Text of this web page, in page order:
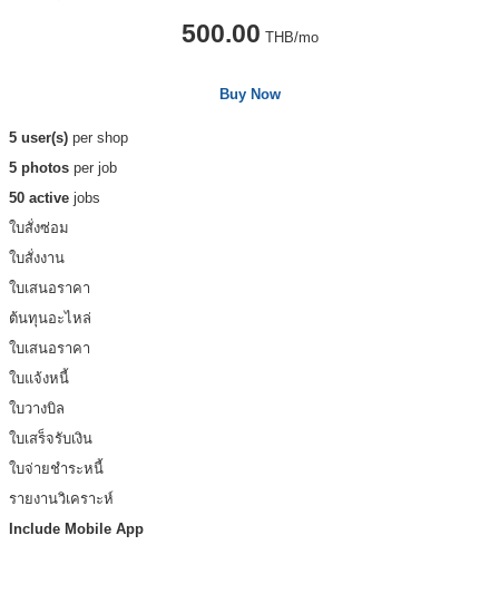
500.00 THB/mo
Buy Now
5 user(s) per shop
5 photos per job
50 active jobs
ใบสั่งซ่อม
ใบสั่งงาน
ใบเสนอราคา
ต้นทุนอะไหล่
ใบเสนอราคา
ใบแจ้งหนี้
ใบวางบิล
ใบเสร็จรับเงิน
ใบจ่ายชำระหนี้
รายงานวิเคราะห์
Include Mobile App